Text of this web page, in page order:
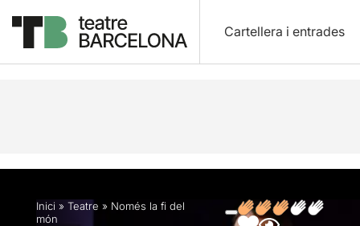
Cartellera i entrades
Descripció Fitxa artística Fotos i vídeos
Inici » Teatre » Només la fi del
món